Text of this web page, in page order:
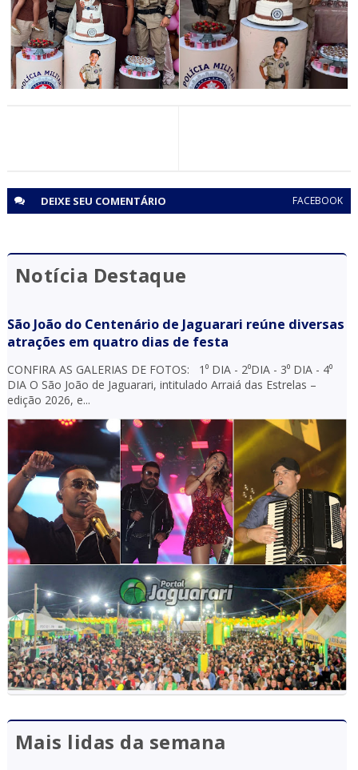
(BA)
DEIXE SEU COMENTÁRIO FACEBOOK
Notícia Destaque
São João do Centenário de Jaguarari reúne diversas
atrações em quatro dias de festa
CONFIRA AS GALERIAS DE FOTOS: 1⁰ DIA - 2⁰DIA - 3⁰ DIA - 4⁰
DIA O São João de Jaguarari, intitulado Arraiá das Estrelas –
edição 2026, e...
Mais lidas da semana